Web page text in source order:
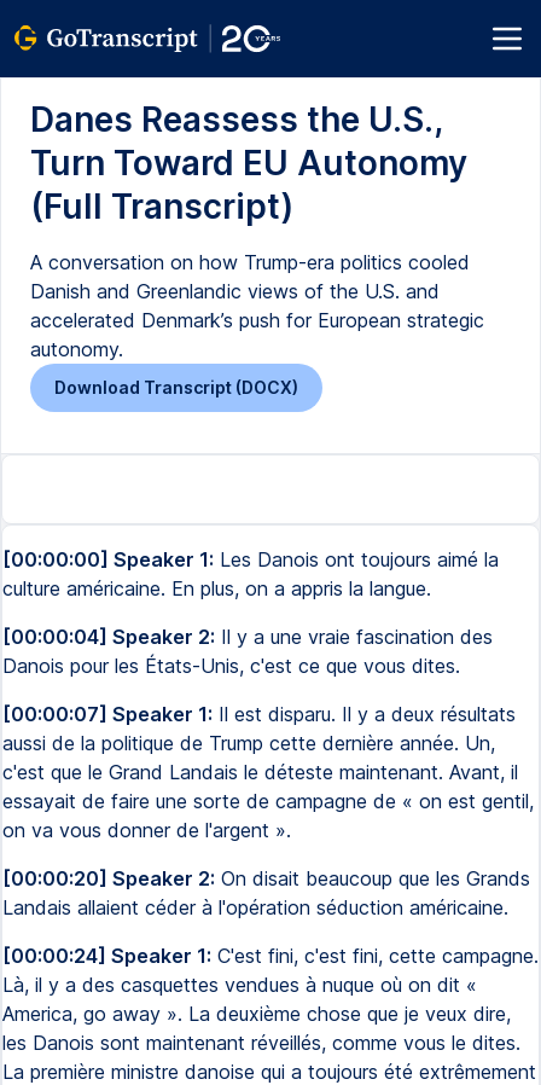
Danes Reassess the U.S.,
Turn Toward EU Autonomy
(Full Transcript)
A conversation on how Trump-era politics cooled
Danish and Greenlandic views of the U.S. and
accelerated Denmark’s push for European strategic
autonomy.
Download Transcript (DOCX)
[00:00:00] Speaker 1: Les Danois ont toujours aimé la
culture américaine. En plus, on a appris la langue.
[00:00:04] Speaker 2: Il y a une vraie fascination des
Danois pour les États-Unis, c'est ce que vous dites.
[00:00:07] Speaker 1: Il est disparu. Il y a deux résultats
aussi de la politique de Trump cette dernière année. Un,
c'est que le Grand Landais le déteste maintenant. Avant, il
essayait de faire une sorte de campagne de « on est gentil,
on va vous donner de l'argent ».
[00:00:20] Speaker 2: On disait beaucoup que les Grands
Landais allaient céder à l'opération séduction américaine.
[00:00:24] Speaker 1: C'est fini, c'est fini, cette campagne.
Là, il y a des casquettes vendues à nuque où on dit «
America, go away ». La deuxième chose que je veux dire,
les Danois sont maintenant réveillés, comme vous le dites.
La première ministre danoise qui a toujours été extrêmement